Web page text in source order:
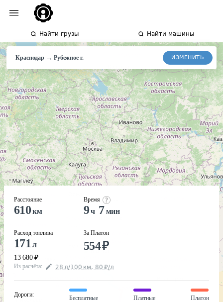
Найти грузы Найти машины
Краснодар → Рубежное г. ИЗМЕНИТЬ
Расстояние
610км
Расход топлива
171 л
13 680 ₽
Время
9ч 7мин
За Платон
554₽
Из расчёта: 28 л/100 км, 80 ₽/л
Дороги:
Бесплатные Платные Платон